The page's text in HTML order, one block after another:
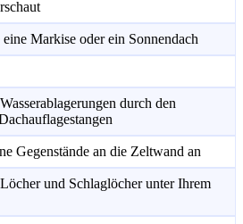
Markise oder ein Sonnendach
durch den
Gegenstände an die Zeltwand an
und Schlaglöcher unter Ihrem